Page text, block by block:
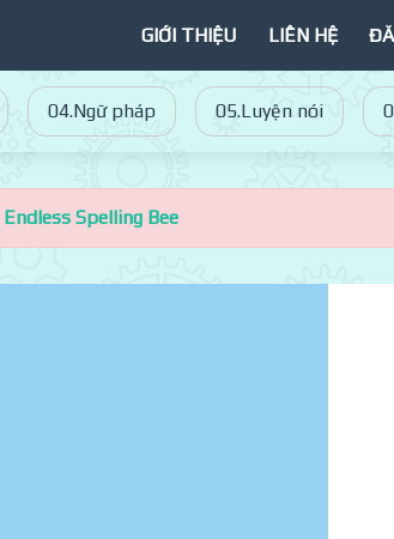
GIỚI THIỆU LIÊN HỆ
04.Ngữ pháp 05.Luyện nói
Endless Spelling Bee